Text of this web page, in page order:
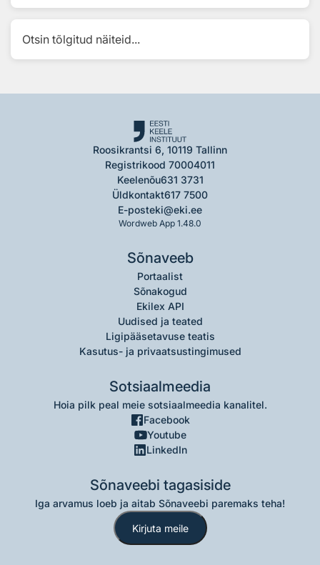
Otsin tõlgitud näiteid...
Roosikrantsi 6, 10119 Tallinn
Registrikood 70004011
Keelenõu631 3731
Üldkontakt617 7500
E-posteki@eki.ee
Wordweb App 1.48.0
Sõnaveeb
Portaalist
Sõnakogud
Ekilex API
Uudised ja teated
Ligipääsetavuse teatis
Kasutus- ja privaatsustingimused
Sotsiaalmeedia
Hoia pilk peal meie sotsiaalmeedia kanalitel.
Facebook
Youtube
LinkedIn
Sõnaveebi tagasiside
Iga arvamus loeb ja aitab Sõnaveebi paremaks teha!
Kirjuta meile